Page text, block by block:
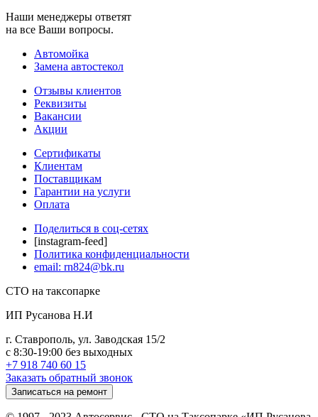
Наши менеджеры ответят
на все Ваши вопросы.
Автомойка
Замена автостекол
Отзывы клиентов
Реквизиты
Вакансии
Акции
Сертификаты
Клиентам
Поставщикам
Гарантии на услуги
Оплата
Поделиться в соц-сетях
[instagram-feed]
Политика конфиденциальности
email: rn824@bk.ru
СТО на таксопарке
ИП Русанова Н.И
г. Ставрополь, ул. Заводская 15/2
с 8:30-19:00 без выходных
+7 918 740 60 15
Заказать обратный звонок
Записаться на ремонт